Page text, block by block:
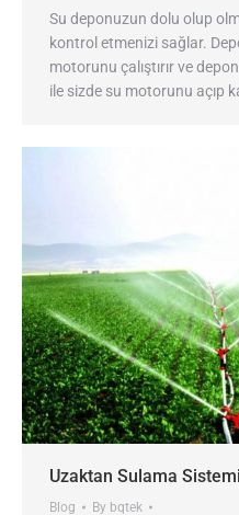
Su deponuzun dolu olup
kontrol etmenizi sağlar.
motorunu çalıştırır ve
ile sizde su motorunu açıp
Uzaktan Sulama
Blog By bqtek